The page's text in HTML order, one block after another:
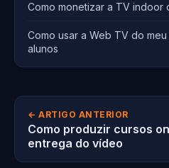
Como monetizar a TV indoor
Como usar a Web TV do
alunos
← ARTIGO ANTERIOR
Como produzir cursos
entrega do vídeo